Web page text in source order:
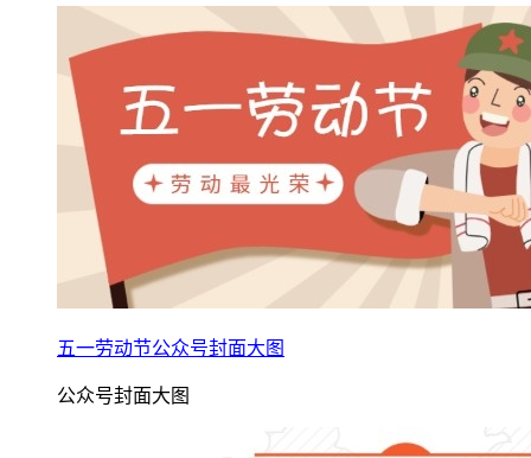
五一劳动节公众号封面大图
公众号封面大图